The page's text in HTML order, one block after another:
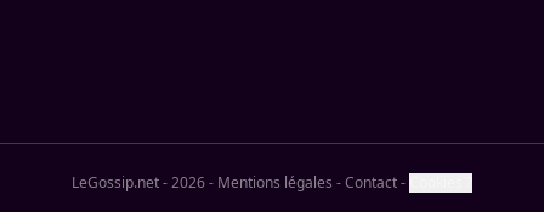
LeGossip.net - 2026- Mentions légales -Contact-